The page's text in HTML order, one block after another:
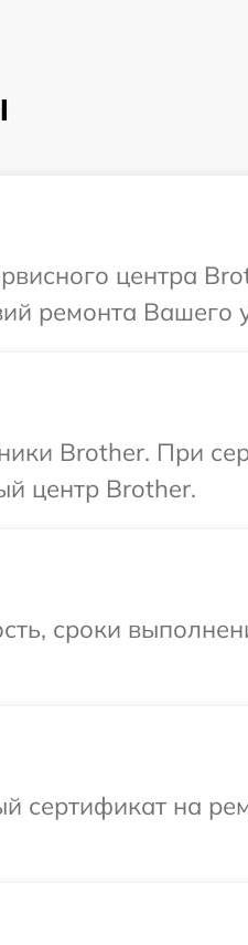
центра
ремонта Вашего
Brother. При
центр Brother.
сроки
сертификат на